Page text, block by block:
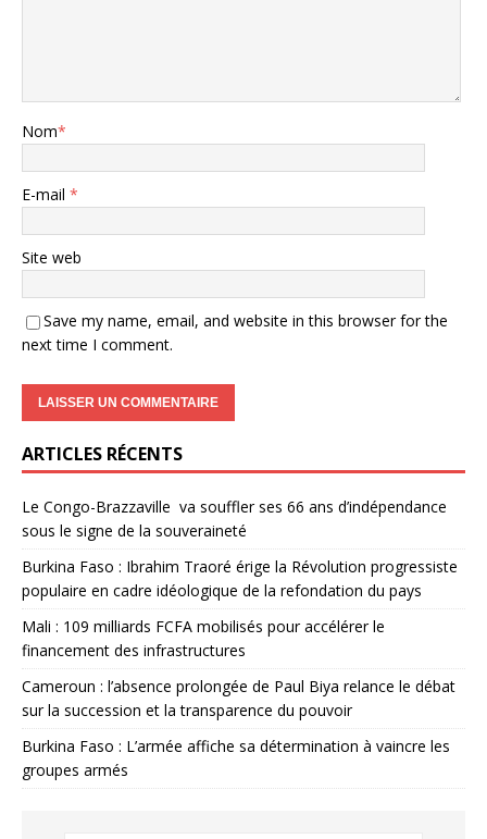
Nom*
E-mail *
Site web
Save my name, email, and website in this browser for the
next time I comment.
ARTICLES RÉCENTS
Le Congo-Brazzaville va souffler ses 66 ans d’indépendance
sous le signe de la souveraineté
Burkina Faso : Ibrahim Traoré érige la Révolution progressiste
populaire en cadre idéologique de la refondation du pays
Mali : 109 milliards FCFA mobilisés pour accélérer le
financement des infrastructures
Cameroun : l’absence prolongée de Paul Biya relance le débat
sur la succession et la transparence du pouvoir
Burkina Faso : L’armée affiche sa détermination à vaincre les
groupes armés